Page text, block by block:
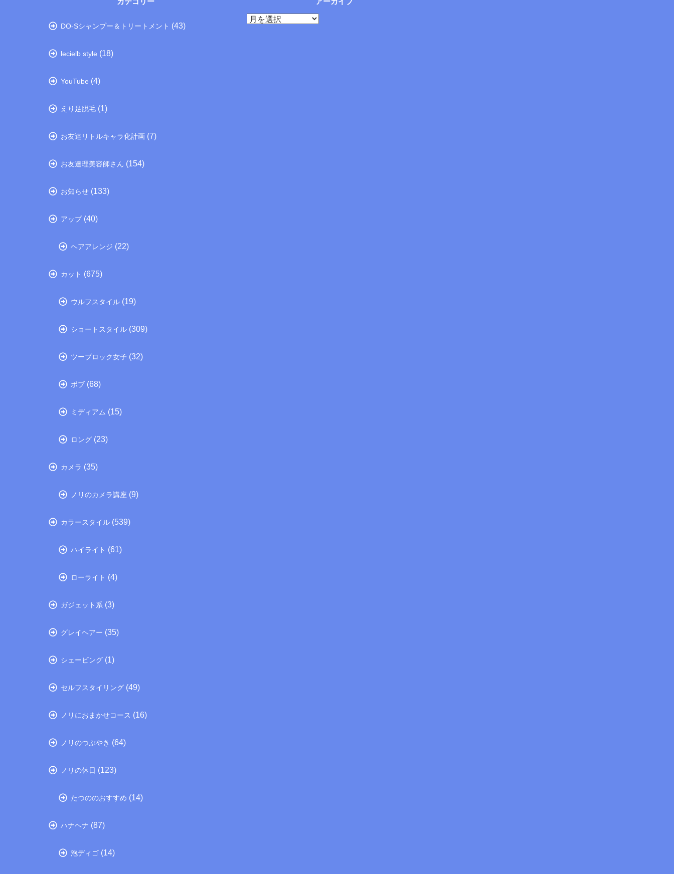
DO-Sシャンプー＆トリートメント (43)
lecielb style (18)
YouTube (4)
えり足脱毛 (1)
お友達リトルキャラ化計画 (7)
お友達理美容師さん (154)
お知らせ (133)
アップ(40)
ヘアアレンジ (22)
カット (675)
ウルフスタイル (19)
ショートスタイル (309)
ツーブロック女子 (32)
ボブ (68)
ミディアム (15)
ロング (23)
カメラ (35)
ノリのカメラ講座 (9)
カラースタイル (539)
ハイライト (61)
ローライト (4)
ガジェット系 (3)
グレイヘアー (35)
シェービング (1)
セルフスタイリング (49)
ノリにおまかせコース (16)
ノリのつぶやき (64)
ノリの休日 (123)
たつののおすすめ (14)
ハナヘナ (87)
泡ディゴ (14)
ア